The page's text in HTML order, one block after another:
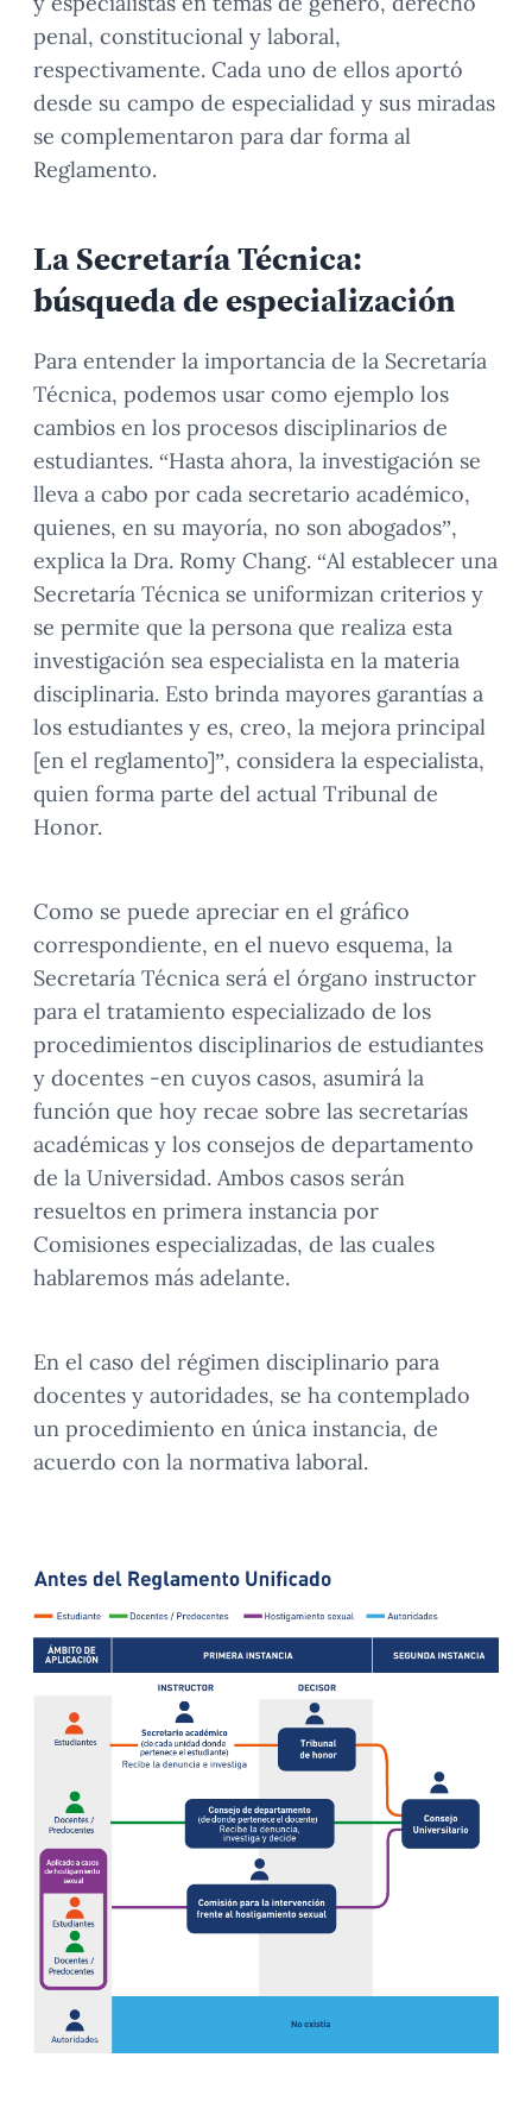
penal, constitucional y laboral,
respectivamente. Cada uno de ellos aportó
desde su campo de especialidad y sus miradas
se complementaron para dar forma al
Reglamento.
La Secretaría Técnica:
búsqueda de especialización
Para entender la importancia de la Secretaría
Técnica, podemos usar como ejemplo los
cambios en los procesos disciplinarios de
estudiantes. “Hasta ahora, la investigación se
lleva a cabo por cada secretario académico,
quienes, en su mayoría, no son abogados”,
explica la Dra. Romy Chang. “Al establecer una
Secretaría Técnica se uniformizan criterios y
se permite que la persona que realiza esta
investigación sea especialista en la materia
disciplinaria. Esto brinda mayores garantías a
los estudiantes y es, creo, la mejora principal
[en el reglamento]”, considera la especialista,
quien forma parte del actual Tribunal de
Honor.
Como se puede apreciar en el gráfico
correspondiente, en el nuevo esquema, la
Secretaría Técnica será el órgano instructor
para el tratamiento especializado de los
procedimientos disciplinarios de estudiantes
y docentes -en cuyos casos, asumirá la
función que hoy recae sobre las secretarías
académicas y los consejos de departamento
de la Universidad. Ambos casos serán
resueltos en primera instancia por
Comisiones especializadas, de las cuales
hablaremos más adelante.
En el caso del régimen disciplinario para
docentes y autoridades, se ha contemplado
un procedimiento en única instancia, de
acuerdo con la normativa laboral.